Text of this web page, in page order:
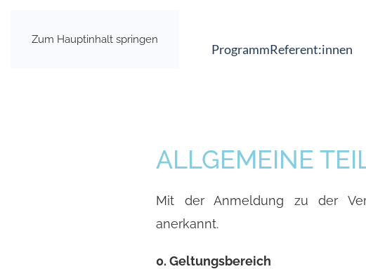
Zum Hauptinhalt springen
ProgrammReferent:innen
ALLGEMEINE
Mit der Anmeldung zu der
anerkannt.
0. Geltungsbereich